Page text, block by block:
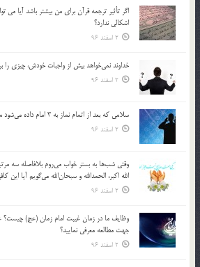
اگر تأثير ترجمه قرآن براي من بيشتر باشد آيا مي
اشكالي ندارد؟
2 اسفند 96
خداوند نمي‌خواهد بيش از واجبات خودش، چيزي
2 اسفند 96
سلامي كه بعد از اتمام نماز به 3 امام داده مي‌شود منشأ آن چيست؟
2 اسفند 96
وقتي شب‌ها به بستر خواب مي‌روم بلافاصله سه
الله اكبر، الحمدالله و سبحان‌الله مي‌گويم آيا اين
2 اسفند 96
وظايف ما در زمان غيبت امام زمان (عج) چيست؟
جهت مطالعه معرفي نماييد؟
2 اسفند 96